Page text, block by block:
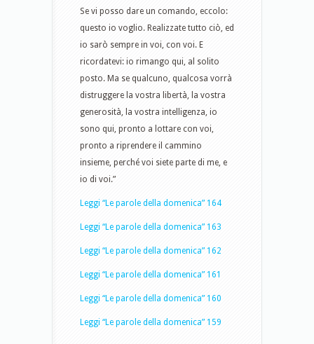
Se vi posso dare un comando, eccolo:
questo io voglio. Realizzate tutto ciò, ed
io sarò sempre in voi, con voi. E
ricordatevi: io rimango qui, al solito
posto. Ma se qualcuno, qualcosa vorrà
distruggere la vostra libertà, la vostra
generosità, la vostra intelligenza, io
sono qui, pronto a lottare con voi,
pronto a riprendere il cammino
insieme, perché voi siete parte di me, e
io di voi.”
Leggi “Le parole della domenica” 164
Leggi “Le parole della domenica” 163
Leggi “Le parole della domenica” 162
Leggi “Le parole della domenica” 161
Leggi “Le parole della domenica” 160
Leggi “Le parole della domenica” 159